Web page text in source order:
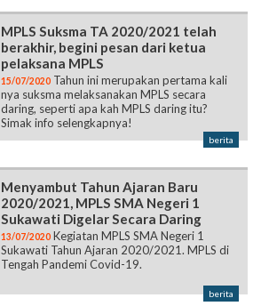
MPLS Suksma TA 2020/2021 telah
berakhir, begini pesan dari ketua
pelaksana MPLS
15/07/2020 Tahun ini merupakan pertama kali
nya suksma melaksanakan MPLS secara
daring, seperti apa kah MPLS daring itu?
Simak info selengkapnya!
berita
Menyambut Tahun Ajaran Baru
2020/2021, MPLS SMA Negeri 1
Sukawati Digelar Secara Daring
13/07/2020 Kegiatan MPLS SMA Negeri 1
Sukawati Tahun Ajaran 2020/2021. MPLS di
Tengah Pandemi Covid-19.
berita